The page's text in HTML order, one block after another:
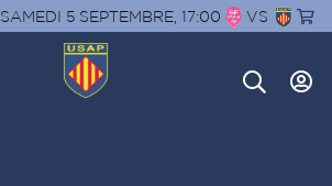
SAMEDI 5 SEPTEMBRE, 17:00 VS